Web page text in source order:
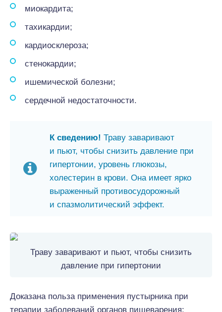
миокардита;
тахикардии;
кардиосклероза;
стенокардии;
ишемической болезни;
сердечной недостаточности.
К сведению! Траву заваривают
и пьют, чтобы снизить давление при
гипертонии, уровень глюкозы,
холестерин в крови. Она имеет ярко
выраженный противосудорожный
и спазмолитический эффект.
Траву заваривают и пьют, чтобы снизить
давление при гипертонии
Доказана польза применения пустырника при
терапии заболеваний органов пищеварения: